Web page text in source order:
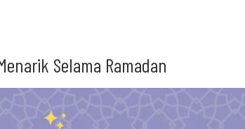
Selama Ramadan